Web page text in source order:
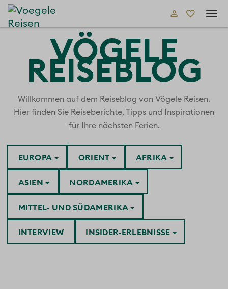
VÖGELE
REISEBLOG
Willkommen auf dem Reiseblog von Vögele Reisen.
Hier finden Sie Reiseberichte, Tipps und Inspirationen
für Ihre nächsten Ferien.
AFRIKA
ASIEN
EUROPA
INSIDER-ERLEBNISSE
INTERVIEW
MITTEL- UND SÜDAMERIKA
NORDAMERIKA
ORIENT